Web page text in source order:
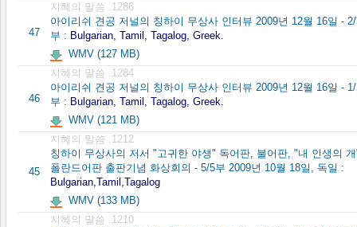
47
지혜의 말씀 .1286
아이리쉬 견공 저널의 칭하이 무상사 인터뷰 2009년 12월 16일 -
부 : Bulgarian, Tamil, Tagalog, Greek.
WMV (127 MB)
46
지혜의 말씀 .1284
아이리쉬 견공 저널의 칭하이 무상사 인터뷰 2009년 12월 16일 -
부 : Bulgarian, Tamil, Tagalog, Greek.
WMV (121 MB)
45
지혜의 말씀 .1212
칭하이 무상사의 저서 "고귀한 야생" 독어판, 불어판, "내 인생의
폴란드어판 출판기념 화상회의 - 5/5부 2009년 10월 18일, 독일 :
Bulgarian,Tamil,Tagalog
WMV (133 MB)
지혜의 말씀 .1210